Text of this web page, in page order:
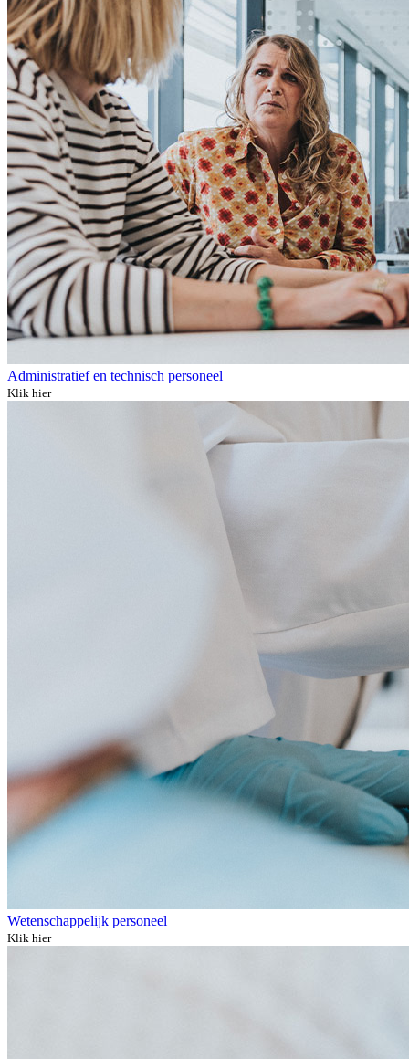
Administratief en technisch personeel
Klik hier
Wetenschappelijk personeel
Klik hier